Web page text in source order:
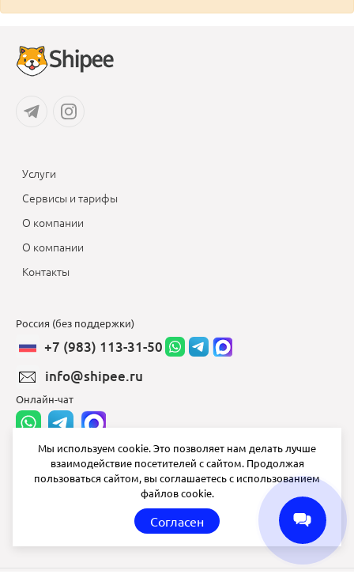
Услуги
Сервисы и тарифы
О компании
О компании
Контакты
Россия (без поддержки)
+7 (983) 113-31-50
info@shipee.ru
Онлайн-чат
info@shipee.ru
СБ ВС выходной
Мы используем cookie. Это позволяет нам делать лучше
взаимодействие посетителей с сайтом. Продолжая
пользоваться сайтом, вы соглашаетесь с использованием
файлов cookie.
Согласен